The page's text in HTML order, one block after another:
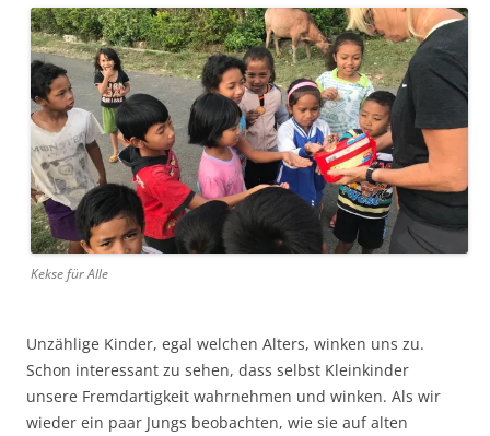
Kekse für Alle
Unzählige Kinder, egal welchen Alters, winken uns zu.
Schon interessant zu sehen, dass selbst Kleinkinder
unsere Fremdartigkeit wahrnehmen und winken. Als wir
wieder ein paar Jungs beobachten, wie sie auf alten